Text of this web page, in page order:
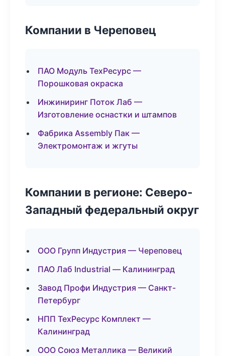
Компании в Череповец
ПАО Модуль ТехРесурс —
Порошковая окраска
Инжиниринг Поток Лаб —
Изготовление оснастки и штампов
Фабрика Assembly Пак —
Электромонтаж и жгуты
Компании в регионе: Северо-
Западный федеральный округ
ООО Групп Индустрия — Череповец
ПАО Лаб Industrial — Калининград
Завод Профи Индустрия — Санкт-
Петербург
НПП ТехРесурс Комплект —
Калининград
ООО Союз Металлика — Великий